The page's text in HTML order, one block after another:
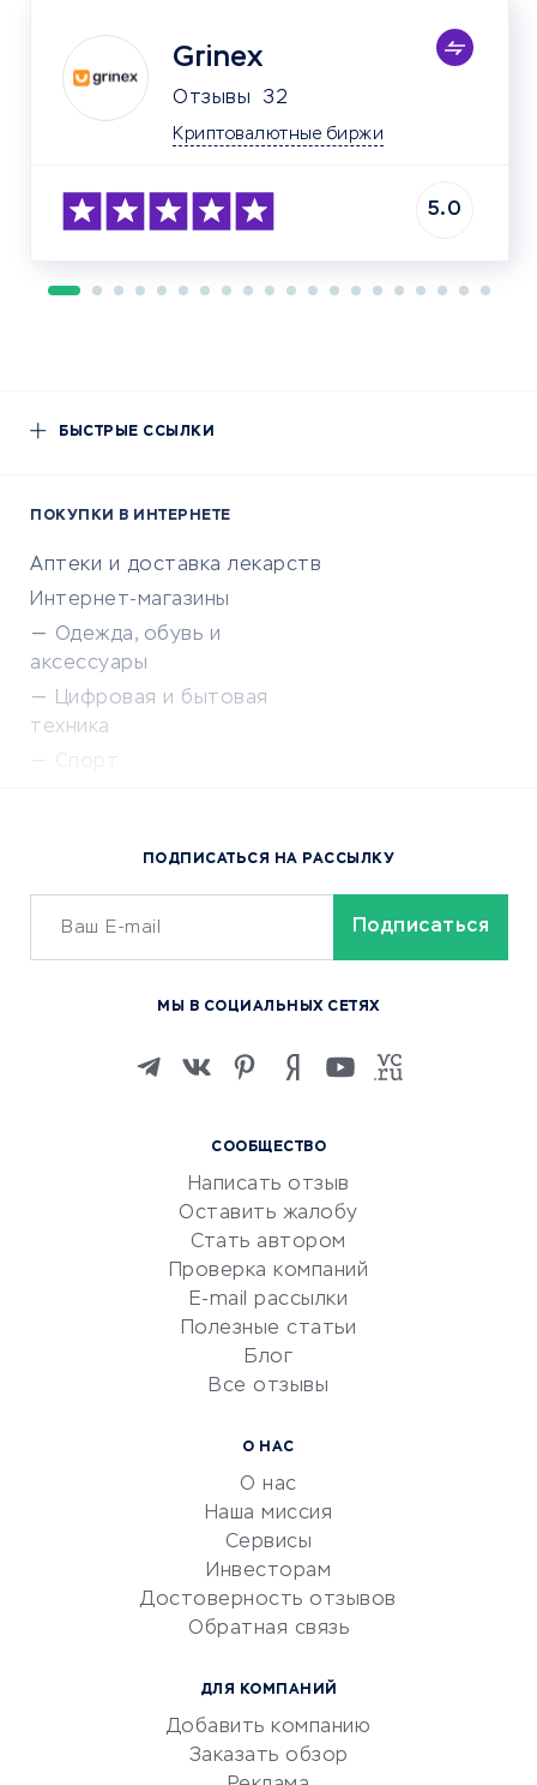
Grinex
Отзывы 32
Криптовалютные биржи
5.0
БЫСТРЫЕ ССЫЛКИ
ПОКУПКИ В ИНТЕРНЕТЕ
Аптеки и доставка лекарств
Интернет-магазины
Одежда, обувь и
аксессуары
Цифровая и бытовая
техника
Спорт
Сервисы доставки
ОБУЧЕНИЕ И РАБОТА
Изучение иностранных
Маркетинг и продажи
Репетиторство
Красота и здоровье
Сервисы по поиску работы
Сетевой маркетинг
УСЛУГИ ДЛЯ БИЗНЕСА
документооборот
Юридические компании
Бухгалтерия онлайн
СООБЩЕСТВО
Написать отзыв
Оставить жалобу
Стать автором
Проверка компаний
E-mail рассылки
Полезные статьи
Блог
Все отзывы
О НАС
О нас
Наша миссия
Сервисы
Инвесторам
Достоверность отзывов
Обратная связь
ДЛЯ КОМПАНИЙ
Добавить компанию
Заказать обзор
ПОДПИСАТЬСЯ НА РАССЫЛКУ
МЫ В СОЦИАЛЬНЫХ СЕТЯХ